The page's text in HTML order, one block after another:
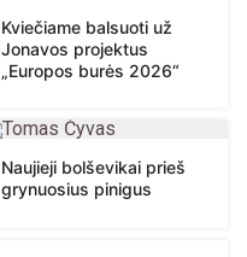
Kviečiame balsuoti už
Jonavos projektus
„Europos burės 2026“
Naujieji bolševikai prieš
grynuosius pinigus